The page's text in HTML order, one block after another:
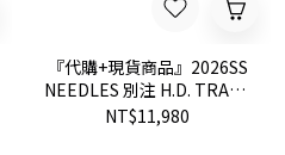
『代購+現貨商品』2026SS
NEEDLES 別注 H.D. TRACK
JACKET CORDUROY 聯名
NT$11,980